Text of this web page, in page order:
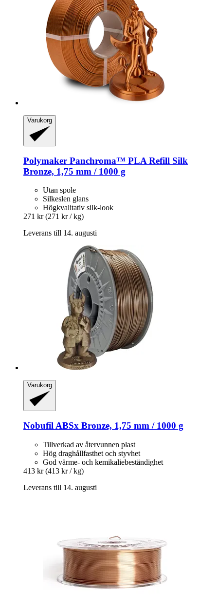
Varukorg
Polymaker Panchroma™ PLA Refill Silk
Bronze, 1,75 mm / 1000 g
Utan spole
Silkeslen glans
Högkvalitativ silk-look
271 kr (271 kr / kg)
Leverans till 14. augusti
Varukorg
Nobufil ABSx Bronze, 1,75 mm / 1000 g
Tillverkad av återvunnen plast
Hög draghållfasthet och styvhet
God värme- och kemikaliebeständighet
413 kr (413 kr / kg)
Leverans till 14. augusti